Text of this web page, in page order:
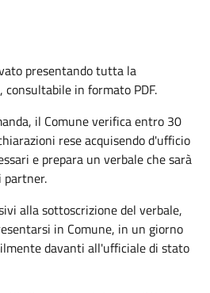
presentando tutta la
in formato PDF.
il Comune verifica entro 30
rese acquisendo d'ufficio
e prepara un verbale che sarà
alla sottoscrizione del verbale,
in Comune, in un giorno
davanti all'ufficiale di stato